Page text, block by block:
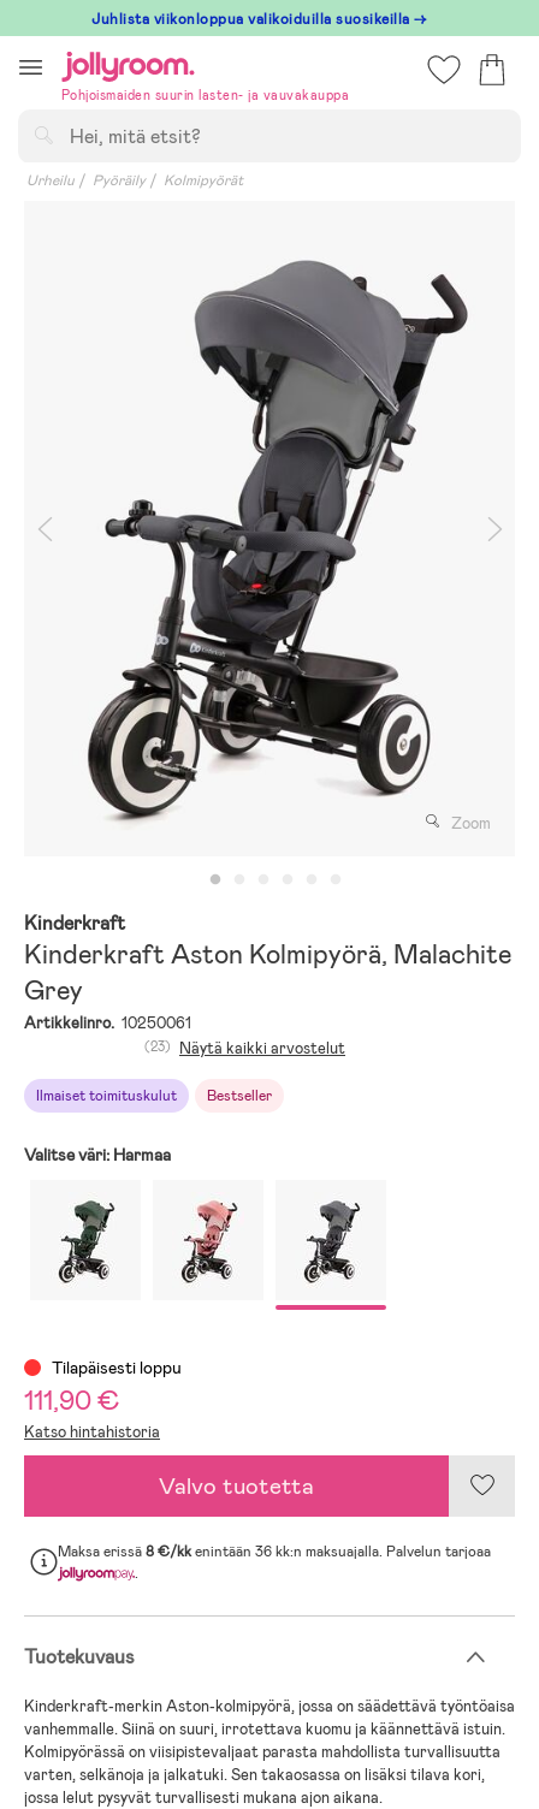
till
innehållet
Juhlista viikonloppua valikoiduilla suosikeilla →
Pohjoismaiden suurin lasten- ja vauvakauppa
Urheilu Pyöräily Kolmipyörät
Zoom
Kinderkraft
Kinderkraft Aston Kolmipyörä, Malachite
Grey
Artikkelinro. 10250061
Ilmaiset toimituskulut Bestseller
(23) Näytä kaikki arvostelut
Valitse väri: Harmaa
Tilapäisesti loppu
111,90 €
Katso hintahistoria
Valvo tuotetta
Maksa erissä8 €/kkenintään 36 kk:n maksuajalla. Palvelun tarjoaa
.
Tuotekuvaus
Kinderkraft-merkin Aston-kolmipyörä, jossa on säädettävä työntöaisa
vanhemmalle. Siinä on suuri, irrotettava kuomu ja käännettävä istuin.
Kolmipyörässä on viisipistevaljaat parasta mahdollista turvallisuutta
varten, selkänoja ja jalkatuki. Sen takaosassa on lisäksi tilava kori,
jossa lelut pysyvät turvallisesti mukana ajon aikana.